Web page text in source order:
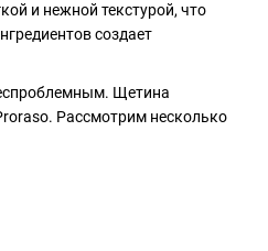
и нежной текстурой, что
создает
Щетина
Рассмотрим несколько